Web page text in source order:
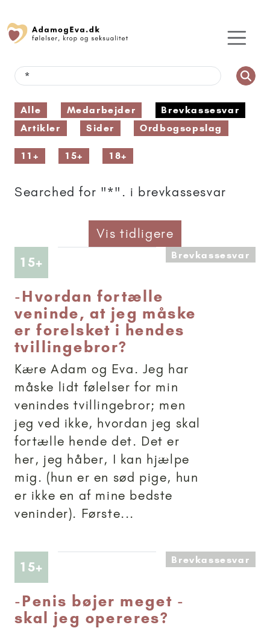
Alle Medarbejder
Brevkassesvar
Artikler
Sider Ordbogsopslag
11+ 15+ 18+
Searched for "*". i brevkassesvar
Vis tidligere
15+ Artikler anbefalet til 15+Brevkassesvar
-Hvordan fortælle
veninde, at jeg måske
er forelsket i hendes
tvillingebror?
Kære Adam og Eva. Jeg har
måske lidt følelser for min
venindes tvillingebror; men
jeg ved ikke, hvordan jeg skal
fortælle hende det. Det er
her, jeg håber, I kan hjælpe
mig. (hun er en sød pige, hun
er ikke en af mine bedste
veninder). Første...
15+ Artikler anbefalet til 15+Brevkassesvar
-Penis bøjer meget -
skal jeg opereres?